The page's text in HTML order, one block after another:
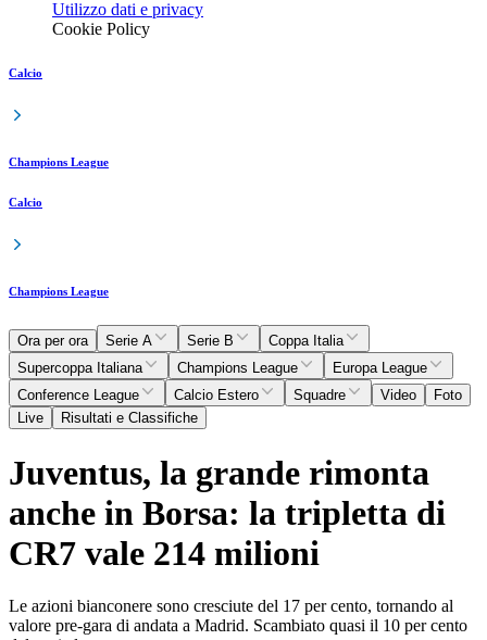
Utilizzo dati e privacy
Cookie Policy
Calcio
Champions League
Calcio
Champions League
Ora per ora Serie A Serie B
Coppa Italia
Supercoppa Italiana
Champions League
Europa League
Conference League
Calcio Estero Squadre Video
Foto
Live
Risultati e Classifiche
Juventus, la grande rimonta
anche in Borsa: la tripletta di
CR7 vale 214 milioni
Le azioni bianconere sono cresciute del 17 per cento, tornando al
valore pre-gara di andata a Madrid. Scambiato quasi il 10 per cento